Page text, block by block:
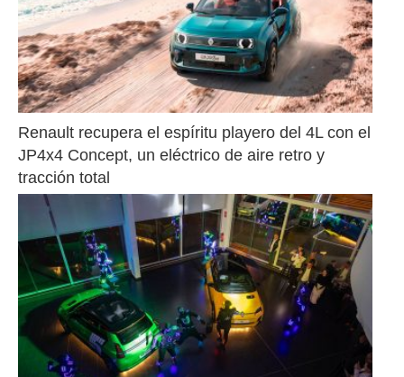
Renault recupera el espíritu playero del 4L con el
JP4x4 Concept, un eléctrico de aire retro y
tracción total